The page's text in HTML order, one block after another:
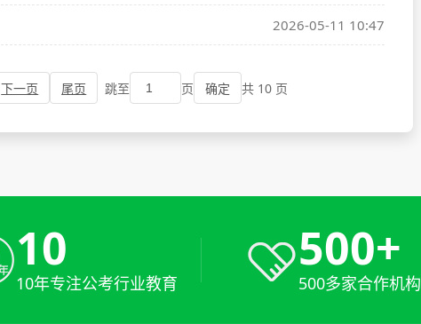
2026-05-11 10:47
下一页 尾页 跳至 页 确定 共 10 页
10
10年专注公考行业教育
500+
500多家合作机构